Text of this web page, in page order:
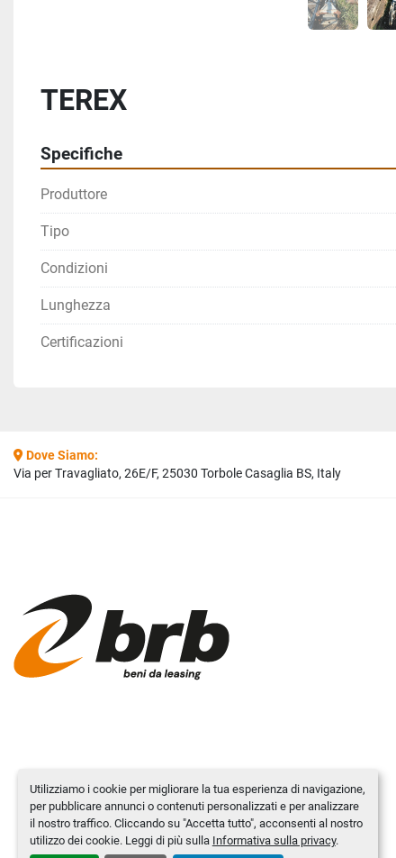
Utilizziamo i cookie per migliorare la tua esperienza di navigazione,
per pubblicare annunci o contenuti personalizzati e per analizzare
il nostro traffico. Cliccando su "Accetta tutto", acconsenti al nostro
utilizzo dei cookie. Leggi di più sulla Informativa sulla privacy.
TEREX
Specifiche
Produttore
Tipo
Condizioni
Lunghezza
Certificazioni
Dove Siamo:
Via per Travagliato, 26E/F, 25030 Torbole Casaglia BS, Italy